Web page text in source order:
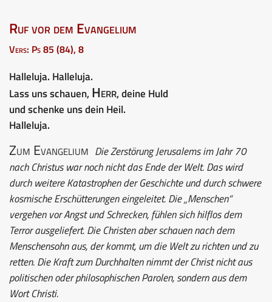
Ruf vor dem Evangelium
Vers: Ps 85 (84), 8
Halleluja. Halleluja.
Lass uns schauen, Herr, deine Huld
und schenke uns dein Heil.
Halleluja.
Zum Evangelium Die Zerstörung Jerusalems im Jahr 70
nach Christus war noch nicht das Ende der Welt. Das wird
durch weitere Katastrophen der Geschichte und durch schwere
kosmische Erschütterungen eingeleitet. Die „Menschen“
vergehen vor Angst und Schrecken, fühlen sich hilflos dem
Terror ausgeliefert. Die Christen aber schauen nach dem
Menschensohn aus, der kommt, um die Welt zu richten und zu
retten. Die Kraft zum Durchhalten nimmt der Christ nicht aus
politischen oder philosophischen Parolen, sondern aus dem
Wort Christi.